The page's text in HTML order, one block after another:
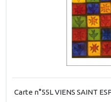
Carte n°55L VIENS SAINT